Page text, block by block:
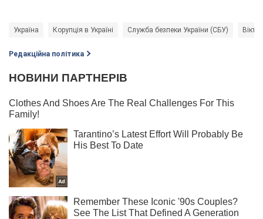
Україна Корупція в Україні Служба безпеки України (СБУ)
Редакційна політика